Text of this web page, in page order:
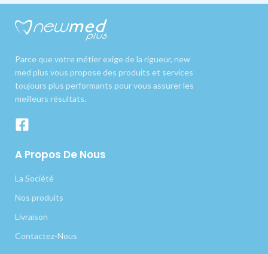
Parce que votre métier exige de la rigueur, new
med plus vous propose des produits et services
toujours plus performants pour vous assurer les
meilleurs résultats.
A Propos De Nous
La Société
Nos produits
Livraison
Contactez-Nous